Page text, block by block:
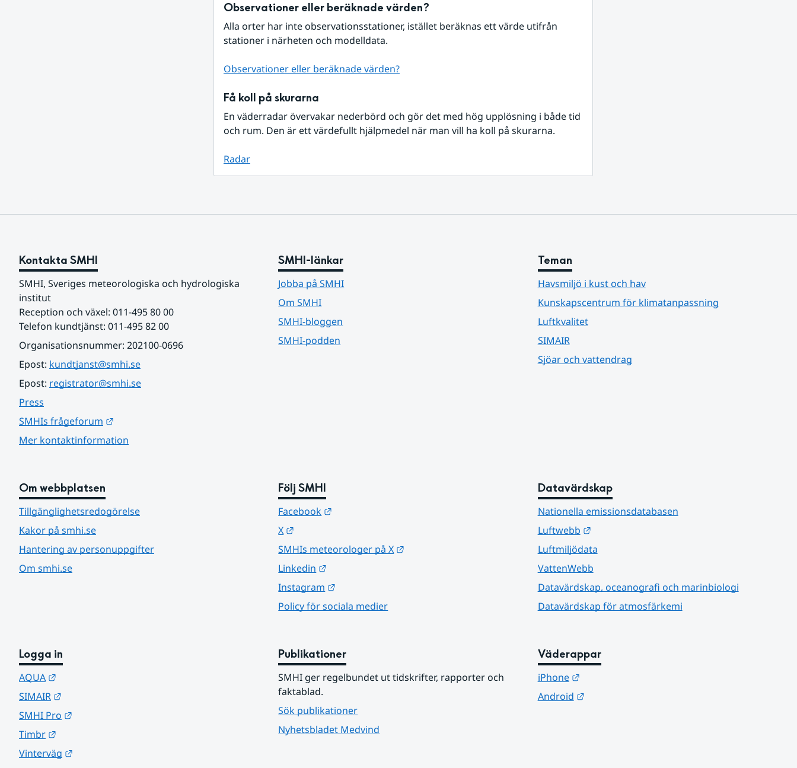
Observationer eller beräknade värden?
Alla orter har inte observationsstationer, istället beräknas ett värde utifrån
stationer i närheten och modelldata.
Observationer eller beräknade värden?
Få koll på skurarna
En väderradar övervakar nederbörd och gör det med hög upplösning i både tid
och rum. Den är ett värdefullt hjälpmedel när man vill ha koll på skurarna.
Radar
Kontakta SMHI
SMHI, Sveriges meteorologiska och hydrologiska
institut
Reception och växel: 011-495 80 00
Telefon kundtjänst: 011-495 82 00
Organisationsnummer: 202100-0696
Epost: kundtjanst@smhi.se
Epost: registrator@smhi.se
Press
SMHIs frågeforum
Mer kontaktinformation
SMHI-länkar
Jobba på SMHI
Om SMHI
SMHI-bloggen
SMHI-podden
Teman
Havsmiljö i kust och hav
Kunskapscentrum för klimatanpassning
Luftkvalitet
SIMAIR
Sjöar och vattendrag
Om webbplatsen
Tillgänglighetsredogörelse
Kakor på smhi.se
Hantering av personuppgifter
Om smhi.se
Följ SMHI
Facebook
X
SMHIs meteorologer på X
Linkedin
Instagram
Policy för sociala medier
Datavärdskap
Nationella emissionsdatabasen
Luftwebb
Länk till annan webbplats.
Luftmiljödata
VattenWebb
Datavärdskap, oceanografi och marinbiologi
Datavärdskap för atmosfärkemi
Logga in
AQUA
SIMAIR
SMHI Pro
Timbr
Vinterväg
Publikationer
SMHI ger regelbundet ut tidskrifter, rapporter och
faktablad.
Sök publikationer
Nyhetsbladet Medvind
Väderappar
iPhone
Länk till annan webbplats.
Android
Länk till annan webbplats.